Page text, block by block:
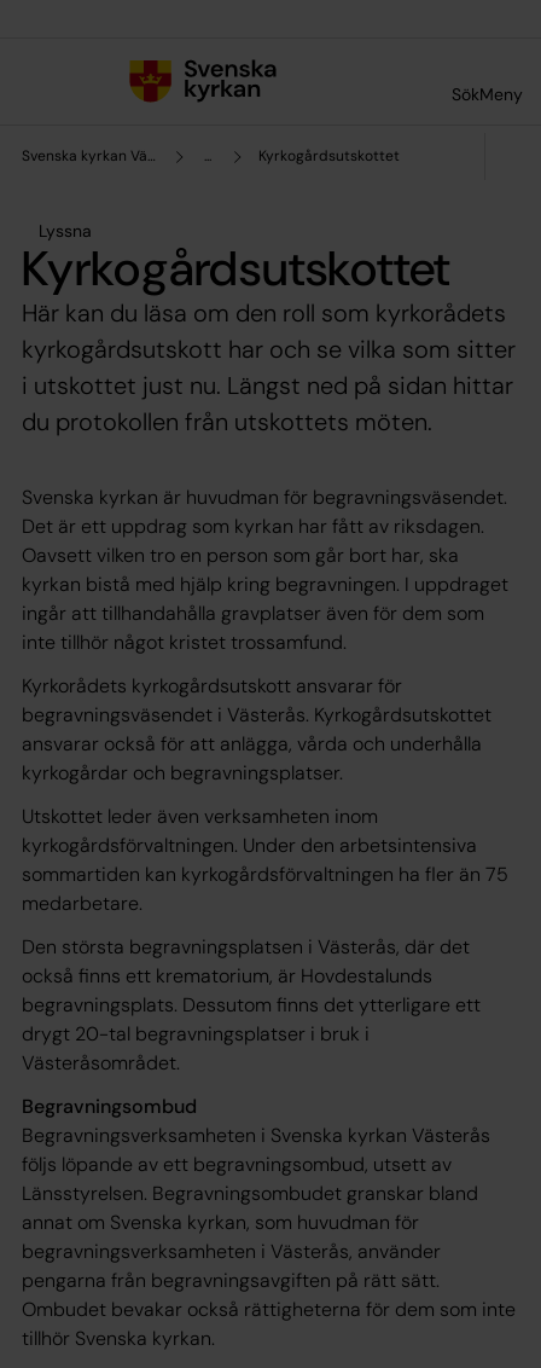
SökMeny
Svenska kyrkan Västerås ... Kyrkogårdsutskottet
Lyssna
Kyrkogårdsutskottet
Här kan du läsa om den roll som kyrkorådets
kyrkogårdsutskott har och se vilka som sitter
i utskottet just nu. Längst ned på sidan hittar
du protokollen från utskottets möten.
Svenska kyrkan är huvudman för begravningsväsendet.
Det är ett uppdrag som kyrkan har fått av riksdagen.
Oavsett vilken tro en person som går bort har, ska
kyrkan bistå med hjälp kring begravningen. I uppdraget
ingår att tillhandahålla gravplatser även för dem som
inte tillhör något kristet trossamfund.
Kyrkorådets kyrkogårdsutskott ansvarar för
begravningsväsendet i Västerås. Kyrkogårdsutskottet
ansvarar också för att anlägga, vårda och underhålla
kyrkogårdar och begravningsplatser.
Utskottet leder även verksamheten inom
kyrkogårdsförvaltningen. Under den arbetsintensiva
sommartiden kan kyrkogårdsförvaltningen ha fler än 75
medarbetare.
Den största begravningsplatsen i Västerås, där det
också finns ett krematorium, är Hovdestalunds
begravningsplats. Dessutom finns det ytterligare ett
drygt 20-tal begravningsplatser i bruk i
Västeråsområdet.
Begravningsombud
Begravningsverksamheten i Svenska kyrkan Västerås
följs löpande av ett begravningsombud, utsett av
Länsstyrelsen. Begravningsombudet granskar bland
annat om Svenska kyrkan, som huvudman för
begravningsverksamheten i Västerås, använder
pengarna från begravningsavgiften på rätt sätt.
Ombudet bevakar också rättigheterna för dem som inte
tillhör Svenska kyrkan.